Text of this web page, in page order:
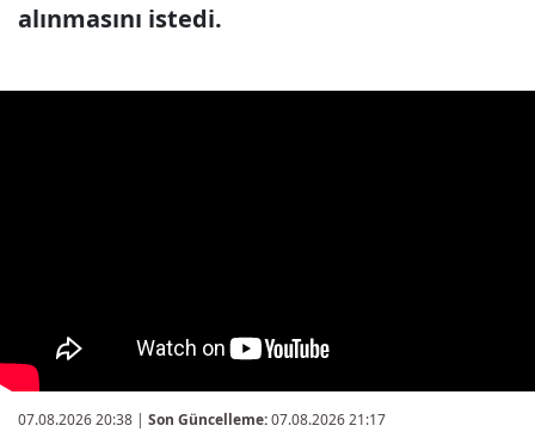
alınmasını istedi.
07.08.2026 20:38 | Son Güncelleme:07.08.2026 21:17